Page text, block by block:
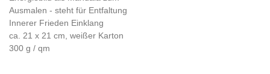
Ausmalen - steht für Entfaltung
Innerer Frieden Einklang
ca. 21 x 21 cm, weißer Karton
300 g / qm